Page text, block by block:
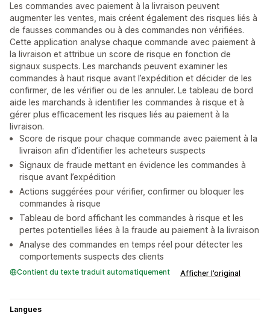
Les commandes avec paiement à la livraison peuvent
augmenter les ventes, mais créent également des risques liés à
de fausses commandes ou à des commandes non vérifiées.
Cette application analyse chaque commande avec paiement à
la livraison et attribue un score de risque en fonction de
signaux suspects. Les marchands peuvent examiner les
commandes à haut risque avant l’expédition et décider de les
confirmer, de les vérifier ou de les annuler. Le tableau de bord
aide les marchands à identifier les commandes à risque et à
gérer plus efficacement les risques liés au paiement à la
livraison.
Score de risque pour chaque commande avec paiement à la
livraison afin d’identifier les acheteurs suspects
Signaux de fraude mettant en évidence les commandes à
risque avant l’expédition
Actions suggérées pour vérifier, confirmer ou bloquer les
commandes à risque
Tableau de bord affichant les commandes à risque et les
pertes potentielles liées à la fraude au paiement à la livraison
Analyse des commandes en temps réel pour détecter les
comportements suspects des clients
Contient du texte traduit automatiquement Afficher l’original
Langues